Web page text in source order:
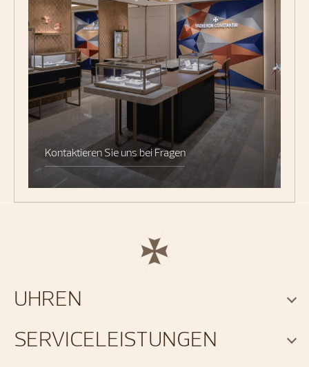
Kontaktieren Sie uns bei Fragen
UHREN
SERVICELEISTUNGEN